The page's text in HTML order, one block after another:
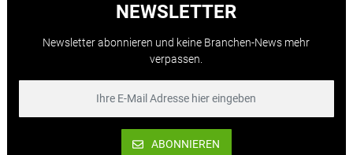
NEWSLETTER
Newsletter abonnieren und keine Branchen-News mehr
verpassen.
ABONNIEREN